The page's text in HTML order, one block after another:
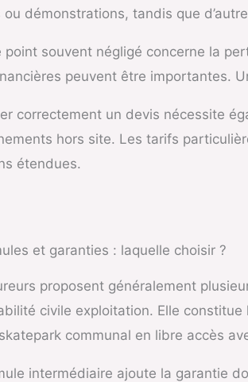
ou démonstrations, tandis que
point souvent négligé concerne la
peuvent être importantes.
correctement un devis nécessite
hors site. Les tarifs
étendues.
et garanties : laquelle choisir ?
proposent généralement
civile exploitation. Elle
communal en libre accès
intermédiaire ajoute la garantie